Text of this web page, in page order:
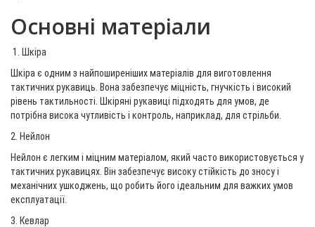
Основні матеріали
1. Шкіра
Шкіра є одним з найпоширеніших матеріалів для виготовлення
тактичних рукавиць. Вона забезпечує міцність, гнучкість і високий
рівень тактильності. Шкіряні рукавиці підходять для умов, де
потрібна висока чутливість і контроль, наприклад, для стрільби.
2. Нейлон
Нейлон є легким і міцним матеріалом, який часто використовується у
тактичних рукавицях. Він забезпечує високу стійкість до зносу і
механічних ушкоджень, що робить його ідеальним для важких умов
експлуатації.
3. Кевлар